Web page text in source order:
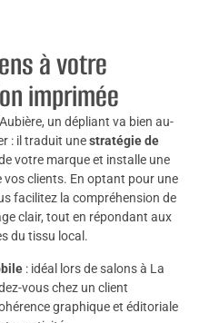
à votre
imprimée
un dépliant va bien au-
: il traduit unestratégie de
votre marque et installe une
clients. En optant pour une
facilitez la compréhension de
clair, tout en répondant aux
du tissu local.
: idéal lors de salons à La
vous chez un client
graphique et éditoriale